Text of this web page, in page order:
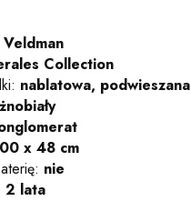
Veldman
Collection
nablatowa, podwieszana
x 48 cm
nie
2 lata